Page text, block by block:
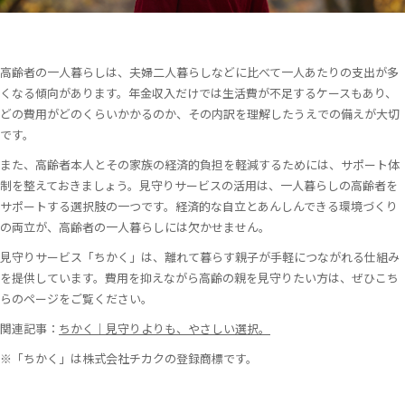
高齢者の一人暮らしは、夫婦二人暮らしなどに比べて一人あたりの支出が多
くなる傾向があります。年金収入だけでは生活費が不足するケースもあり、
どの費用がどのくらいかかるのか、その内訳を理解したうえでの備えが大切
です。
また、高齢者本人とその家族の経済的負担を軽減するためには、サポート体
制を整えておきましょう。見守りサービスの活用は、一人暮らしの高齢者を
サポートする選択肢の一つです。経済的な自立とあんしんできる環境づくり
の両立が、高齢者の一人暮らしには欠かせません。
見守りサービス「ちかく」は、離れて暮らす親子が手軽につながれる仕組み
を提供しています。費用を抑えながら高齢の親を見守りたい方は、ぜひこち
らのページをご覧ください。
関連記事： ちかく｜見守りよりも、やさしい選択。
※「ちかく」は株式会社チカクの登録商標です。